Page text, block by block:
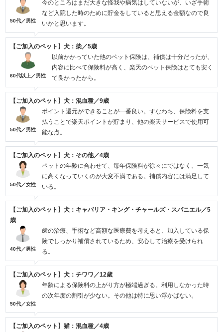
50代／男性
今のところはまだ大きな怪我や病気はしていないが、いざ手術
など入院した時のために貯金をしていると思える金額なので良
いかと思います。
【ご加入のペット】犬：柴／5歳
60代以上／男性
以前かかっていた他のペット保険は、補償は十分だったが、
内容に比べて保険料が高く、楽天のペット保険はとても安く
て良かったから。
【ご加入のペット】犬：混血種／9歳
50代／男性
ポイント還元ができることが一番良い。すなわち、保険料を支
払うことで楽天ポイントが貯まり、他の楽天サービスで使用可
能な点。
【ご加入のペット】犬：その他／4歳
50代／女性
ペットの年齢に合わせて、毎年保険料が徐々にではなく、一気
に高くなっていくのが大変不満である。補償内容には満足して
いる。
【ご加入のペット】犬：キャバリア・キング・チャールズ・スパニエル／5
歳
40代／男性
歯の治療、手術など高額な医療費を考えると、加入している保
険でしっかり補償されているため、安心して治療を受けられ
る。
【ご加入のペット】犬：チワワ／12歳
50代／女性
年齢による保険料の上がり方が極端過ぎる。利用しなかった時
の次年度の割引が少ない。その他は特に思い浮かばない。
【ご加入のペット】猫：混血種／4歳